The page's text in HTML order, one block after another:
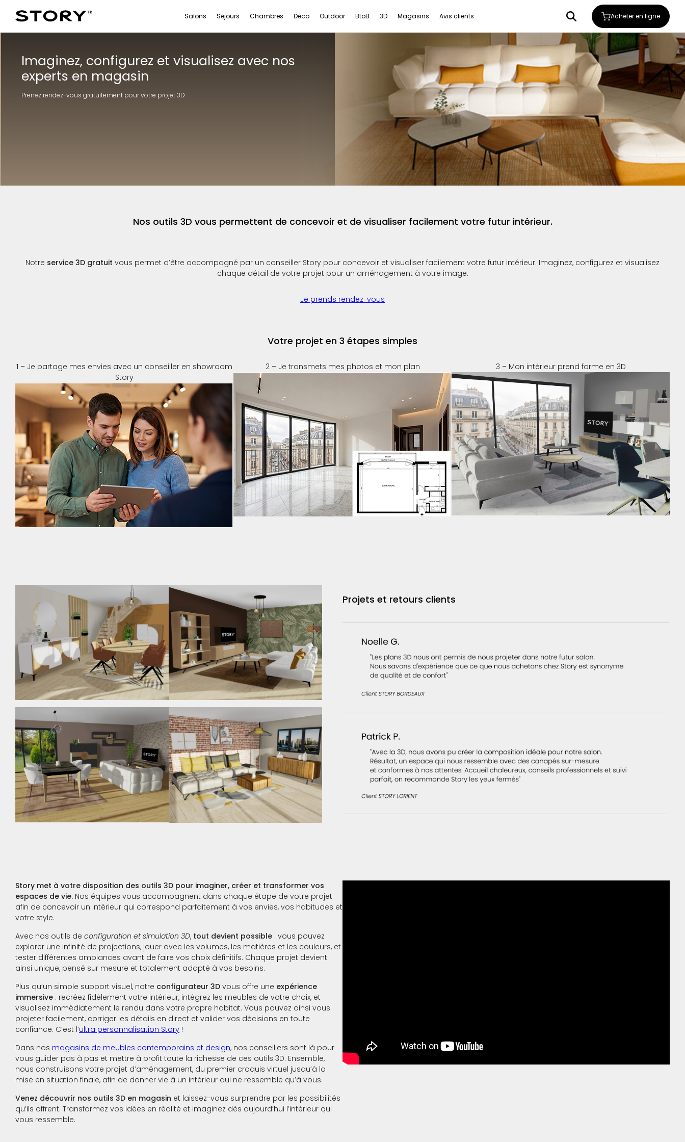
Salons Séjours Chambres Déco Outdoor BtoB 3D Magasins Avis clients Acheter en ligne
Imaginez, configurez et visualisez avec nos
experts en magasin
Prenez rendez-vous gratuitement pour votre projet 3D
Nos outils 3D vous permettent de concevoir et de visualiser facilement votre futur intérieur.
Notre service 3D gratuit vous permet d’être accompagné par un conseiller Story pour concevoir et visualiser facilement votre futur intérieur. Imaginez, configurez et visualisez
chaque détail de votre projet pour un aménagement à votre image.
Je prends rendez-vous
Votre projet en 3 étapes simples
1 – Je partage mes envies avec un conseiller en showroom
Story
2 – Je transmets mes photos et mon plan 3 – Mon intérieur prend forme en 3D
Projets et retours clients
Story met à votre disposition des outils 3D pour imaginer, créer et transformer vos
espaces de vie. Nos équipes vous accompagnent dans chaque étape de votre projet
afin de concevoir un intérieur qui correspond parfaitement à vos envies, vos habitudes et
votre style.
Avec nos outils de configuration et simulation 3D, tout devient possible : vous pouvez
explorer une infinité de projections, jouer avec les volumes, les matières et les couleurs, et
tester différentes ambiances avant de faire vos choix définitifs. Chaque projet devient
ainsi unique, pensé sur mesure et totalement adapté à vos besoins.
Plus qu’un simple support visuel, notre configurateur 3D vous offre une expérience
immersive : recréez fidèlement votre intérieur, intégrez les meubles de votre choix, et
visualisez immédiatement le rendu dans votre propre habitat. Vous pouvez ainsi vous
projeter facilement, corriger les détails en direct et valider vos décisions en toute
confiance. C’est l’ultra personnalisation Story !
Dans nos magasins de meubles contemporains et design, nos conseillers sont là pour
vous guider pas à pas et mettre à profit toute la richesse de ces outils 3D. Ensemble,
nous construisons votre projet d’aménagement, du premier croquis virtuel jusqu’à la
mise en situation finale, afin de donner vie à un intérieur qui ne ressemble qu’à vous.
Venez découvrir nos outils 3D en magasin et laissez-vous surprendre par les possibilités
qu’ils offrent. Transformez vos idées en réalité et imaginez dès aujourd’hui l’intérieur qui
vous ressemble.